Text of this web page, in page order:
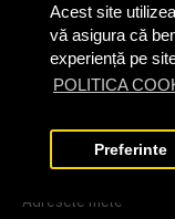
Acest site
vă asigura că
experiență pe
POLITICA
Preferinte
Solutionarea online
CONTUL MEU
Contul meu
Puncte de fidelitate
Discount progresiv
Adresele mele